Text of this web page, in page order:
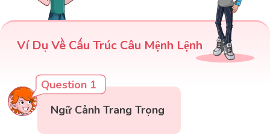
Ví Dụ Về Cấu Trúc Câu Mệnh Lệnh
Question 1
Ngữ Cảnh Trang Trọng